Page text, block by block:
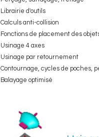
Librairie d'outils
Calculs anti-collision
Fonctions de placement des
Usinage 4 axes
Usinage par retournement
Contournage, cycles de poches,
Balayage optimisé